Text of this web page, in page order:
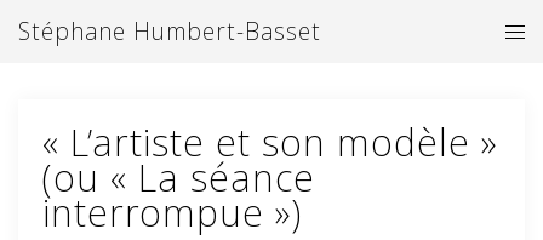
auStéphane Humbert-Basset
« L’artiste et son modèle »
(ou « La séance
interrompue »)